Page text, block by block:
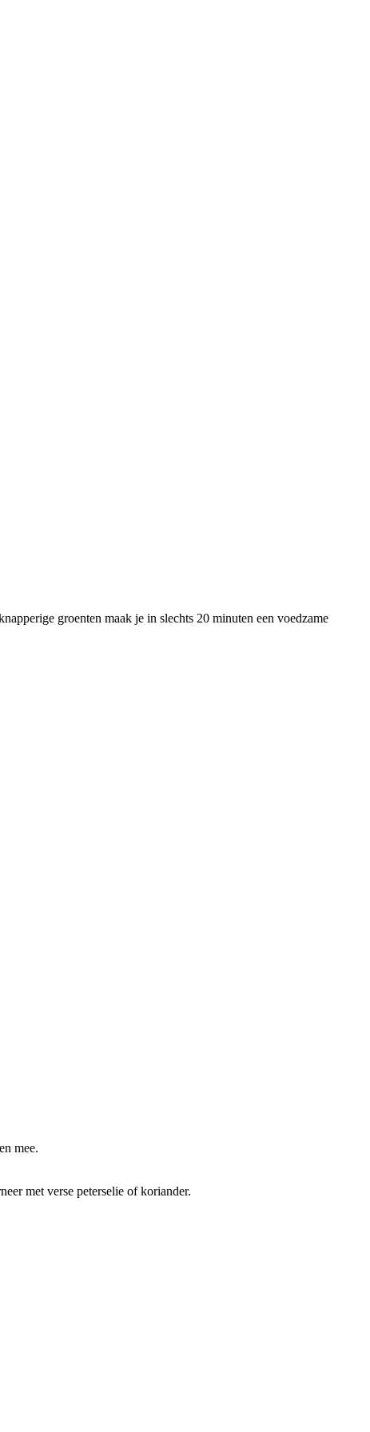
groenten maak je in slechts 20 minuten een voedzame
mee.
met verse peterselie of koriander.